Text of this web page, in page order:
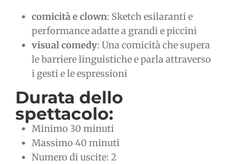
comicità e clown: Sketch esilaranti e
performance adatte a grandi e piccini
visual comedy: Una comicità che supera
le barriere linguistiche e parla attraverso
i gesti e le espressioni
Durata dello
spettacolo:
Minimo 30 minuti
Massimo 40 minuti
Numero di uscite: 2